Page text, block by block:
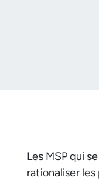
Les MSP qui
rationaliser